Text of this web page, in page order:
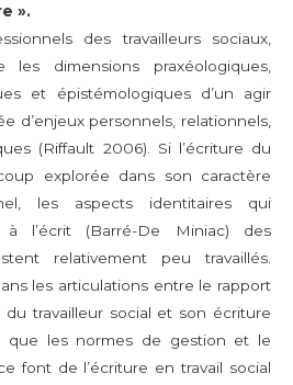
».
des travailleurs sociaux,
les dimensions praxéologiques,
et épistémologiques d’un agir
d’enjeux personnels, relationnels,
(Riffault 2006). Si l’écriture du
explorée dans son caractère
les aspects identitaires qui
l’écrit (Barré-De Miniac) des
relativement peu travaillés.
les articulations entre le rapport
du travailleur social et son écriture
que les normes de gestion et le
font de l’écriture en travail social